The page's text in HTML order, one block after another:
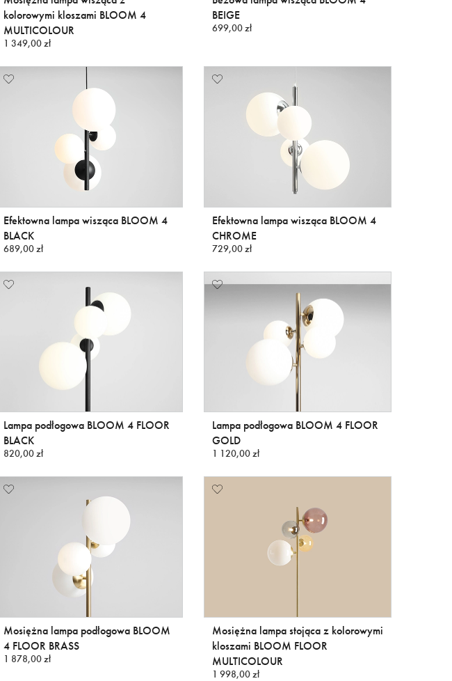
kolorowymi kloszami BLOOM 4
MULTICOLOUR
1 349,00 zł
BEIGE
699,00 zł
Efektowna lampa wisząca BLOOM 4
BLACK
689,00 zł
Efektowna lampa wisząca BLOOM 4
CHROME
729,00 zł
Lampa podłogowa BLOOM 4 FLOOR
BLACK
820,00 zł
Lampa podłogowa BLOOM 4 FLOOR
GOLD
1 120,00 zł
Mosiężna lampa podłogowa BLOOM
4 FLOOR BRASS
1 878,00 zł
Mosiężna lampa stojąca z kolorowymi
kloszami BLOOM FLOOR
MULTICOLOUR
1 998,00 zł